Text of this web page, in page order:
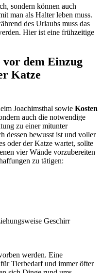
sondern können auch
man als Halter leben muss.
des Urlaubs muss das
Hier ist eine frühzeitige
vor dem Einzug
Katze
Joachimsthal sowie Kosten
auch die notwendige
zu einer mitunter
dessen bewusst ist und voller
oder der Katze wartet, sollte
vier Wände vorzubereiten
zu tätigen:
Geschirr
werden. Eine
Tierbedarf und immer öfter